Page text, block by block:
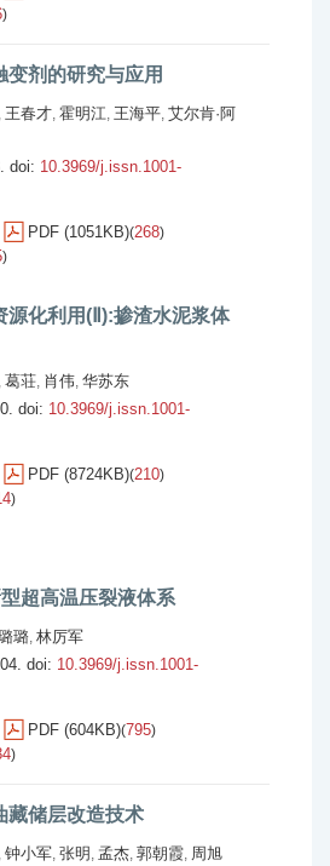
)
变剂的研究与应用
, 王春才, 霍明江, 王海平, 艾尔肯·阿
doi: 10.3969/j.issn.1001-
PDF (1051KB)(268)
)
源化利用(Ⅱ):掺渣水泥浆体
, 葛荘, 肖伟, 华苏东
doi: 10.3969/j.issn.1001-
PDF (8724KB)(210)
)
超高温压裂液体系
璐, 林厉军
doi: 10.3969/j.issn.1001-
PDF (604KB)(795)
)
藏储层改造技术
, 钟小军, 张明 , 孟杰, 郭朝霞, 周旭